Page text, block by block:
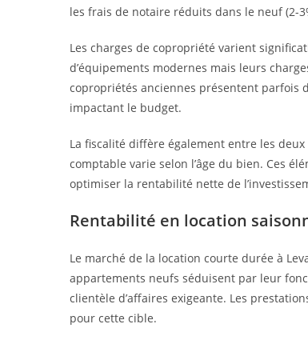
les frais de notaire réduits dans le neuf (2-
Les charges de copropriété varient
d’équipements modernes mais leurs
copropriétés anciennes présentent parfois
impactant le budget.
La fiscalité diffère également entre les
comptable varie selon l’âge du bien. Ces
optimiser la rentabilité nette de
Rentabilité en location
Le marché de la location courte durée à
appartements neufs séduisent par leur
clientèle d’affaires exigeante. Les
pour cette cible.